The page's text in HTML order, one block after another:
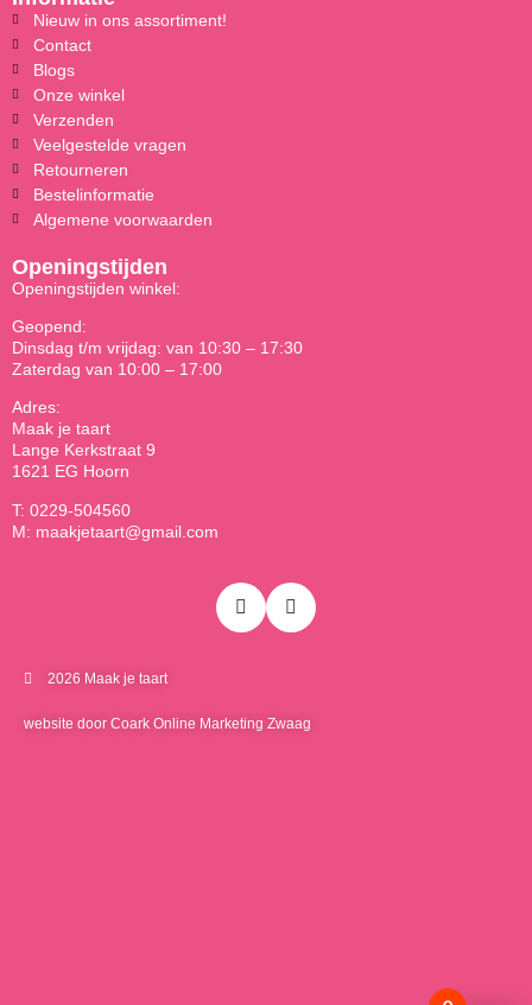
Nieuw in ons assortiment!
Contact
Blogs
Onze winkel
Verzenden
Veelgestelde vragen
Retourneren
Bestelinformatie
Algemene voorwaarden
Openingstijden
Openingstijden winkel:
Geopend:
Dinsdag t/m vrijdag: van 10:30 – 17:30
Zaterdag van 10:00 – 17:00
Adres:
Maak je taart
Lange Kerkstraat 9
1621 EG Hoorn
T: 0229-504560
M: maakjetaart@gmail.com
2026 Maak je taart
website door Coark Online Marketing Zwaag